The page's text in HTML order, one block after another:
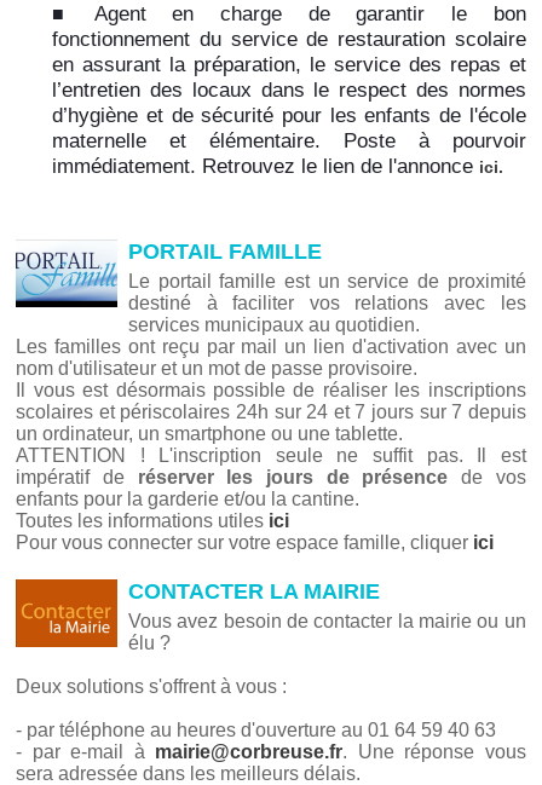
Agent en charge de garantir le bon
fonctionnement du service de restauration scolaire
en assurant la préparation, le service des repas et
l’entretien des locaux dans le respect des normes
d’hygiène et de sécurité pour les enfants de l'école
maternelle et élémentaire. Poste à pourvoir
immédiatement. Retrouvez le lien de l'annonce ici.
PORTAIL FAMILLE
Le portail famille est un service de proximité
destiné à faciliter vos relations avec les
services municipaux au quotidien.
Les familles ont reçu par mail un lien d'activation avec un
nom d'utilisateur et un mot de passe provisoire.
Il vous est désormais possible de réaliser les inscriptions
scolaires et périscolaires 24h sur 24 et 7 jours sur 7 depuis
un ordinateur, un smartphone ou une tablette.
ATTENTION ! L'inscription seule ne suffit pas. Il est
impératif de réserver les jours de présence de vos
enfants pour la garderie et/ou la cantine.
Toutes les informations utiles ici
Pour vous connecter sur votre espace famille, cliquer ici
CONTACTER LA MAIRIE
Vous avez besoin de contacter la mairie ou un
élu ?
Deux solutions s'offrent à vous :
- par téléphone au heures d'ouverture au 01 64 59 40 63
- par e-mail à mairie@corbreuse.fr. Une réponse vous
sera adressée dans les meilleurs délais.